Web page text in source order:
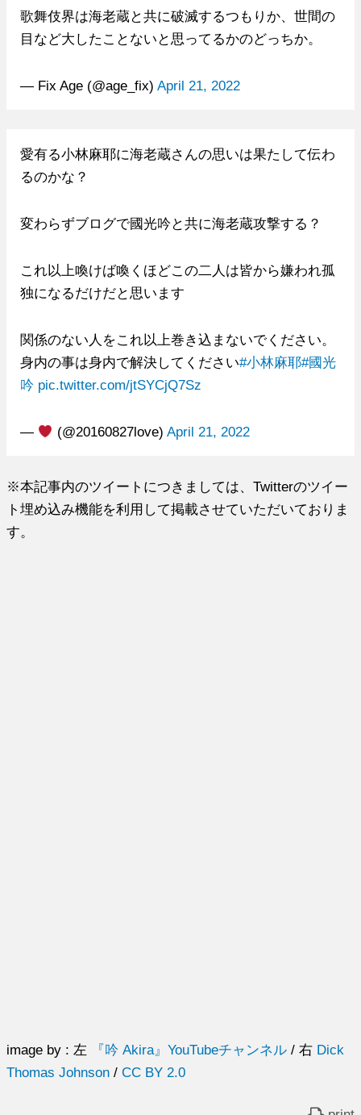
歌舞伎界は海老蔵と共に破滅するつもりか、世間の
目など大したことないと思ってるかのどっちか。
— Fix Age (@age_fix) April 21, 2022
愛有る小林麻耶に海老蔵さんの思いは果たして伝わ
るのかな？
変わらずブログで國光吟と共に海老蔵攻撃する？
これ以上喚けば喚くほどこの二人は皆から嫌われ孤
独になるだけだと思います
関係のない人をこれ以上巻き込まないでください。
身内の事は身内で解決してください#小林麻耶#國光
吟 pic.twitter.com/jtSYCjQ7Sz
— ‍‍‍ (@20160827love) April 21, 2022
※本記事内のツイートにつきましては、Twitterのツイー
ト埋め込み機能を利用して掲載させていただいておりま
す。
image by : 左 『吟 Akira』YouTubeチャンネル / 右 Dick
Thomas Johnson /CC BY 2.0